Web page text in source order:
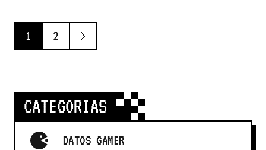
1 2siguiente
CATEGORIAS
DATOS GAMER